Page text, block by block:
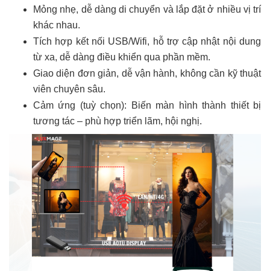
Mỏng nhẹ, dễ dàng di chuyển và lắp đặt ở nhiều vị trí
khác nhau.
Tích hợp kết nối USB/Wifi, hỗ trợ cập nhật nội dung
từ xa, dễ dàng điều khiển qua phần mềm.
Giao diện đơn giản, dễ vận hành, không cần kỹ thuật
viên chuyên sâu.
Cảm ứng (tuỳ chọn): Biến màn hình thành thiết bị
tương tác – phù hợp triển lãm, hội nghị.